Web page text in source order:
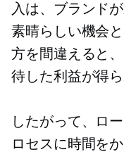
入は、ブランド
素晴らしい機会
方を間違えると
待した利益が得
したがって、ロ
ロセスに時間を